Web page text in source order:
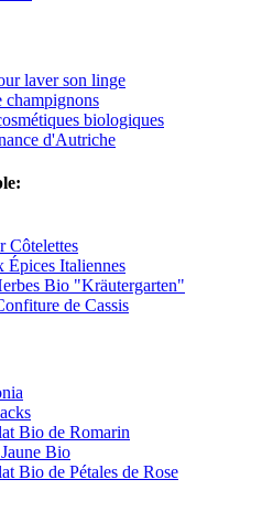
laver son linge
champignons
biologiques
d'Autriche
Italiennes
Bio "Kräutergarten"
de Cassis
Bio de Romarin
Bio
Bio de Pétales de Rose